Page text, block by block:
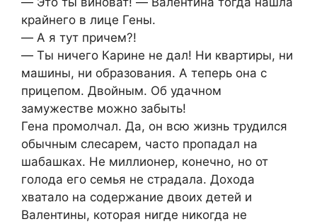
крайнего в лице Гены.
― А я тут причем?!
― Ты ничего Карине не дал! Ни квартиры, ни
машины, ни образования. А теперь она с
прицепом. Двойным. Об удачном
замужестве можно забыть!
Гена промолчал. Да, он всю жизнь трудился
обычным слесарем, часто пропадал на
шабашках. Не миллионер, конечно, но от
голода его семья не страдала. Дохода
хватало на содержание двоих детей и
Валентины, которая нигде никогда не